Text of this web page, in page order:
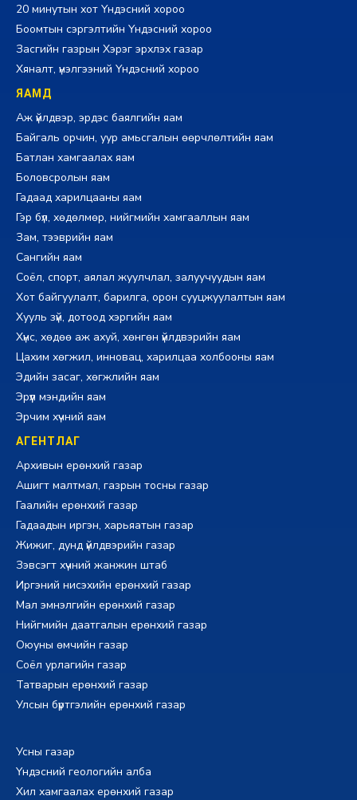
20 минутын хот Үндэсний хороо
Боомтын сэргэлтийн Үндэсний хороо
Засгийн газрын Хэрэг эрхлэх газар
Хяналт, үнэлгээний Үндэсний хороо
ЯАМД
Аж үйлдвэр, эрдэс баялгийн яам
Байгаль орчин, уур амьсгалын өөрчлөлтийн яам
Батлан хамгаалах яам
Боловсролын яам
Гадаад харилцааны яам
Гэр бүл, хөдөлмөр, нийгмийн хамгааллын яам
Зам, тээврийн яам
Сангийн яам
Соёл, спорт, аялал жуулчлал, залуучуудын яам
Хот байгуулалт, барилга, орон сууцжуулалтын яам
Хууль зүй, дотоод хэргийн яам
Хүнс, хөдөө аж ахуй, хөнгөн үйлдвэрийн яам
Цахим хөгжил, инновац, харилцаа холбооны яам
Эдийн засаг, хөгжлийн яам
Эрүүл мэндийн яам
Эрчим хүчний яам
АГЕНТЛАГ
Архивын ерөнхий газар
Ашигт малтмал, газрын тосны газар
Гаалийн ерөнхий газар
Гадаадын иргэн, харьяатын газар
Жижиг, дунд үйлдвэрийн газар
Зэвсэгт хүчний жанжин штаб
Иргэний нисэхийн ерөнхий газар
Мал эмнэлгийн ерөнхий газар
Нийгмийн даатгалын ерөнхий газар
Оюуны өмчийн газар
Соёл урлагийн газар
Татварын ерөнхий газар
Улсын бүртгэлийн ерөнхий газар
Усны газар
Үндэсний геологийн алба
Хил хамгаалах ерөнхий газар